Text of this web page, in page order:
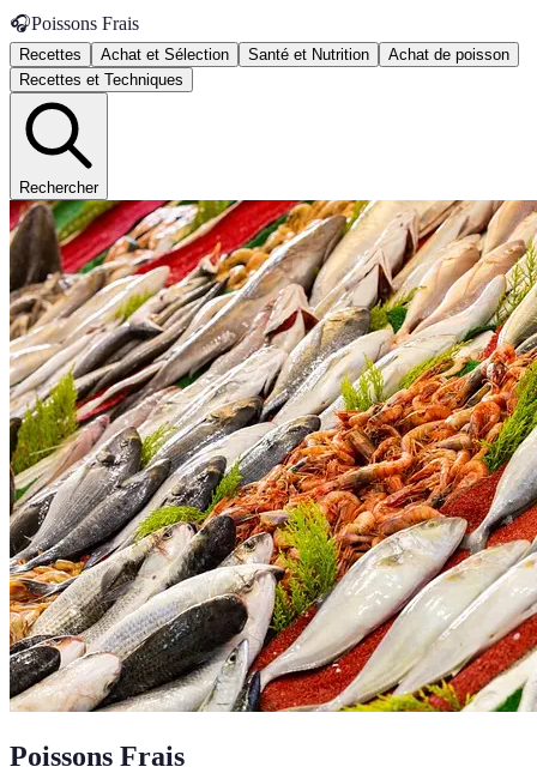
🎧Poissons Frais
Recettes Achat et Sélection Santé et Nutrition
Achat de poisson
Recettes et Techniques
Rechercher
Poissons Frais